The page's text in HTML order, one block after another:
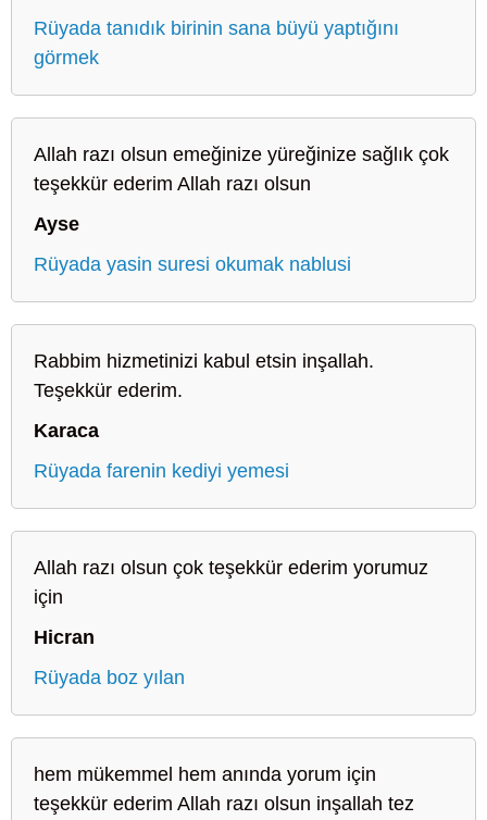
Rüyada tanıdık birinin sana büyü yaptığını
görmek
Allah razı olsun emeğinize yüreğinize sağlık çok
teşekkür ederim Allah razı olsun
Ayse
Rüyada yasin suresi okumak nablusi
Rabbim hizmetinizi kabul etsin inşallah.
Teşekkür ederim.
Karaca
Rüyada farenin kediyi yemesi
Allah razı olsun çok teşekkür ederim yorumuz
için
Hicran
Rüyada boz yılan
hem mükemmel hem anında yorum için
teşekkür ederim Allah razı olsun inşallah tez